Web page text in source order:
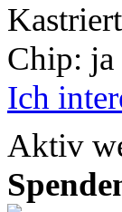
Chip: ja
Ich
Aktiv